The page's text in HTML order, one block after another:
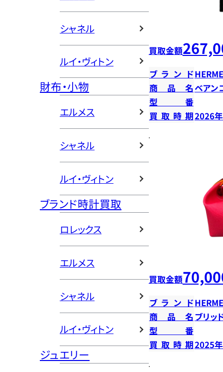
シャネル
ルイ・ヴィトン
財布・小物
エルメス
シャネル
ルイ・ヴィトン
ブランド時計買取
ロレックス
エルメス
シャネル
ルイ・ヴィトン
ジュエリー
買取金額
ブランド
商品名ベアン
型番
買取時期2026
買取金額
ブランド
商品名 ブリッ
型番
買取時期2025